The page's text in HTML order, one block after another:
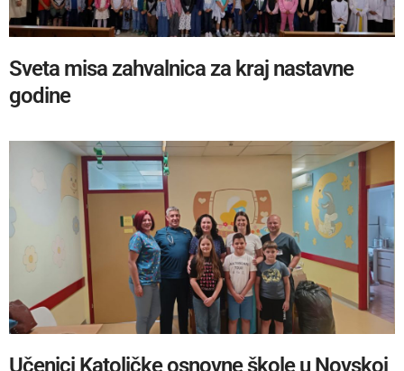
Sveta misa zahvalnica za kraj nastavne
godine
Učenici Katoličke osnovne škole u Novskoj